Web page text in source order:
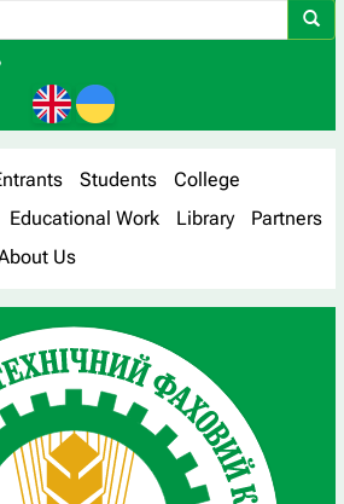
Students
College
Educational Work Library
Partners
Us